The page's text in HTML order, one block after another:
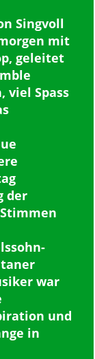
Singvoll
mit
geleitet
viel Spass
der
war
und
in